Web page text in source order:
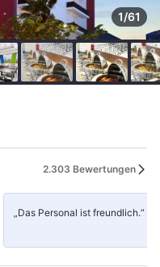
1/61
2.303 Bewertungen
„Das Personal ist freundlich.“